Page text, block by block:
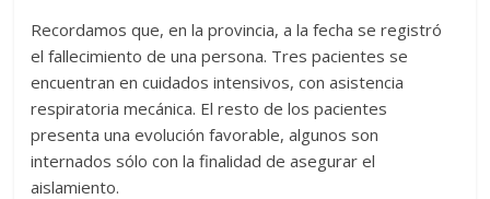
Recordamos que, en la provincia, a la fecha se registró
el fallecimiento de una persona. Tres pacientes se
encuentran en cuidados intensivos, con asistencia
respiratoria mecánica. El resto de los pacientes
presenta una evolución favorable, algunos son
internados sólo con la finalidad de asegurar el
aislamiento.